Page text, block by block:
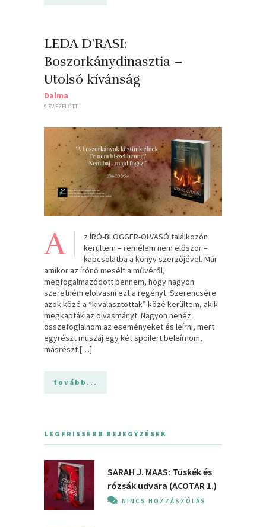
LEDA D’RASI:
Boszorkánydinasztia –
Utolsó kívánság
Dalma
9 ÉV EZELŐTT
A
z ÍRÓ-BLOGGER-OLVASÓ találkozón
kerültem – remélem nem először –
kapcsolatba a könyv szerzőjével. Már
amikor az írónő mesélt a művéről,
megfogalmazódott bennem, hogy nagyon
szeretném elolvasni ezt a regényt. Szerencsére
azok közé a “kiválasztottak” közé kerültem, akik
megkapták az olvasmányt. Nagyon nehéz
összefoglalnom az eseményeket és leírni, mert
egyrészt muszáj egy két spoilert beleírnom,
másrészt […]
tovább...
LEGFRISSEBB BEJEGYZÉSEK
SARAH J. MAAS: Tüskék és
rózsák udvara (ACOTAR 1.)
NINCS HOZZÁSZÓLÁS